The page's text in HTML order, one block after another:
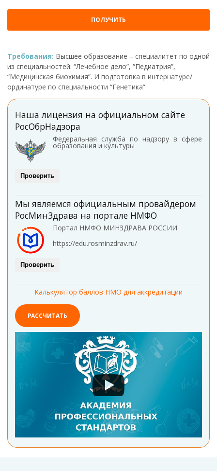
ПОЛУЧИТЬ
Требования: Высшее образование – специалитет по одной
из специальностей: “Лечебное дело”, “Педиатрия”,
“Медицинская биохимия”. И подготовка в интернатуре/
ординатуре по специальности “Генетика”.
Наша лицензия на официальном сайте
РосОбрНадзора
Федеральная служба по надзору в сфере
образования и культуры
Проверить
Мы являемся официальным провайдером
РосМинЗдрава на портале НМФО
Портал НМФО МИНЗДРАВА РОССИИ
https://edu.rosminzdrav.ru/
Проверить
Калькулятор баллов НМО для аккредитации
РАССЧИТАТЬ